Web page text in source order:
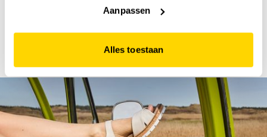
website niet optimaal functioneert.
Aanpassen
Alles toestaan
Op zoek naar een paar comfortabele schoenen voor het
najaar? Kies dan voor zwarte boots voor heren. Lekker
warm, stylisch en praktisch. Bij Scapino scoor je
verschillende herenboots zwart van merken als Blue Box